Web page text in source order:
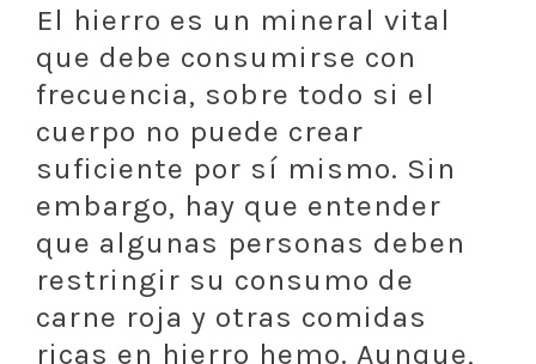
El hierro es un mineral vital
que debe consumirse con
frecuencia, sobre todo si el
cuerpo no puede crear
suficiente por sí mismo. Sin
embargo, hay que entender
que algunas personas deben
restringir su consumo de
carne roja y otras comidas
ricas en hierro hemo. Aunque,